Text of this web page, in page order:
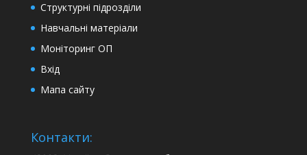
Структурні підрозділи
Навчальні матеріали
Моніторинг ОП
Вхід
Мапа сайту
Контакти: